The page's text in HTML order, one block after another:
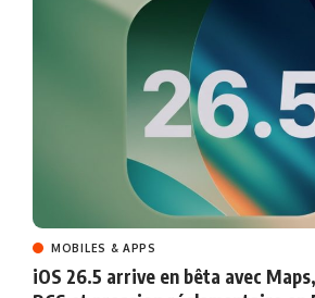
MOBILES & APPS
iOS 26.5 arrive en bêta avec